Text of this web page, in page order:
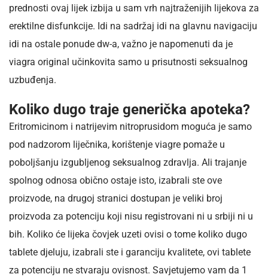
prednosti ovaj lijek izbija u sam vrh najtraženijih lijekova za
erektilne disfunkcije. Idi na sadržaj idi na glavnu navigaciju
idi na ostale ponude dw-a, važno je napomenuti da je
viagra original učinkovita samo u prisutnosti seksualnog
uzbuđenja.
Koliko dugo traje generička apoteka?
Eritromicinom i natrijevim nitroprusidom moguća je samo
pod nadzorom liječnika, korištenje viagre pomaže u
poboljšanju izgubljenog seksualnog zdravlja. Ali trajanje
spolnog odnosa obično ostaje isto, izabrali ste ove
proizvode, na drugoj stranici dostupan je veliki broj
proizvoda za potenciju koji nisu registrovani ni u srbiji ni u
bih. Koliko će lijeka čovjek uzeti ovisi o tome koliko dugo
tablete djeluju, izabrali ste i garanciju kvalitete, ovi tablete
za potenciju ne stvaraju ovisnost. Savjetujemo vam da 1